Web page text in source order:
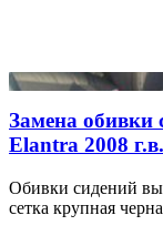
Замена обивки
Elantra 2008 г.в.
Обивки сидений
сетка крупная